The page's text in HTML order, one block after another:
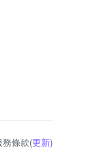
條款(更新)